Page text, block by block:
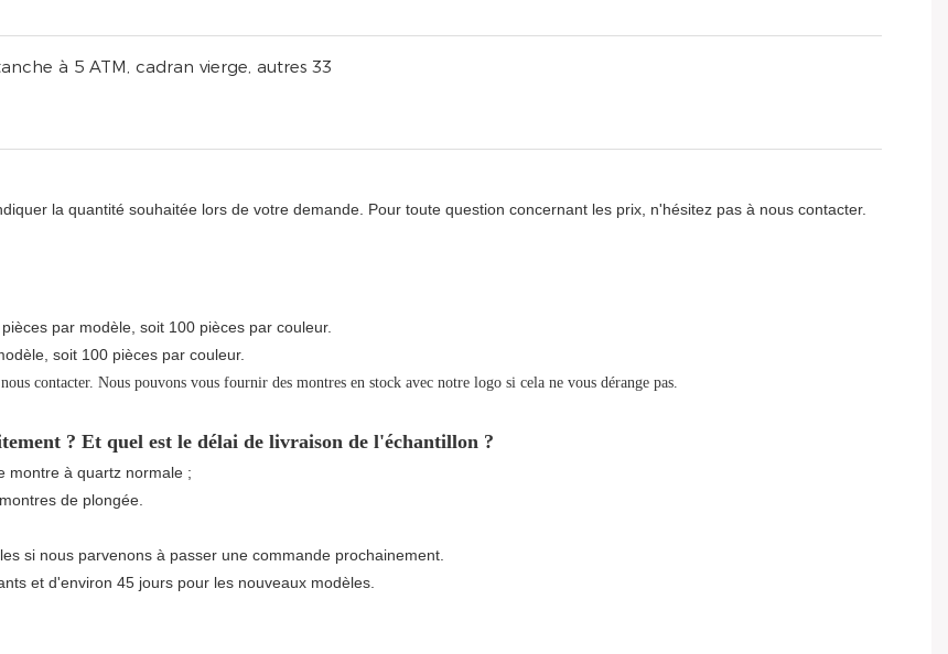
la quantité souhaitée lors de votre demande. Pour toute question concernant les prix, n'hésitez pas à nous contacter.
par modèle, soit 100 pièces par couleur.
soit 100 pièces par couleur.
contacter. Nous pouvons vous fournir des montres en stock avec notre logo si cela ne vous dérange pas.
? Et quel est le délai de livraison de l'échantillon ?
montre à quartz normale ;
de plongée.
si nous parvenons à passer une commande prochainement.
et d'environ 45 jours pour les nouveaux modèles.